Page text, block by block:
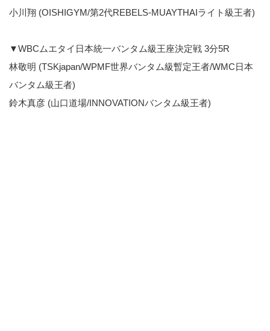
小川翔 (OISHIGYM/第2代REBELS-MUAYTHAIライト級王者)
▼WBCムエタイ日本統一バンタム級王座決定戦 3分5R
林敬明 (TSKjapan/WPMF世界バンタム級暫定王者/WMC日本
バンタム級王者)
鈴木真彦 (山口道場/INNOVATIONバンタム級王者)